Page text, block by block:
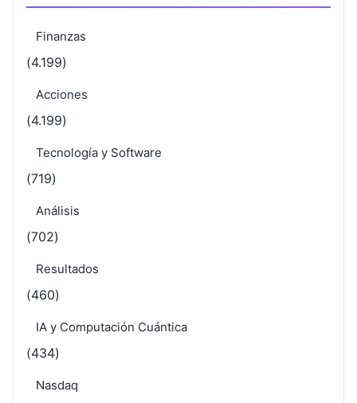
Finanzas
(4.199)
Acciones
(4.199)
Tecnología y Software
(719)
Análisis
(702)
Resultados
(460)
IA y Computación Cuántica
(434)
Nasdaq